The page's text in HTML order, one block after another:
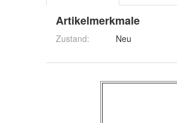
Artikelmerkmale
Zustand: Neu